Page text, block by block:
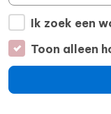
Ik zoek een
Toon alleen